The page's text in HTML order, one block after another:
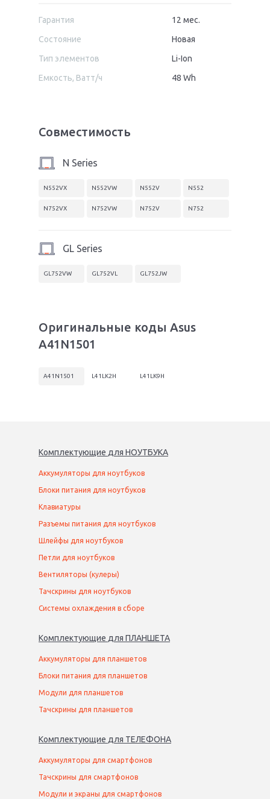
Гарантия
12 мес.
Состояние
Новая
Тип элементов
Li-Ion
Емкость, Ватт/ч
48 Wh
Совместимость
N Series
N552VX N552VW N552V N552
N752VX N752VW N752V N752
GL Series
GL752VW GL752VL GL752JW
Оригинальные коды Asus
A41N1501
A41N1501 L41LK2H L41LK9H
Комплектующие для НОУТБУКА
Аккумуляторы для ноутбуков
Блоки питания для ноутбуков
Клавиатуры
Разъемы питания для ноутбуков
Шлейфы для ноутбуков
Петли для ноутбуков
Вентиляторы (кулеры)
Тачскрины для ноутбуков
Системы охлаждения в сборе
Комплектующие для ПЛАНШЕТА
Аккумуляторы для планшетов
Блоки питания для планшетов
Модули для планшетов
Тачскрины для планшетов
Комплектующие для ТЕЛЕФОНА
Аккумуляторы для смартфонов
Тачскрины для смартфонов
Модули и экраны для смартфонов